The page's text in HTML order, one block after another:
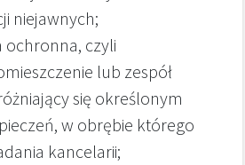
niejawnych;
ochronna, czyli
lub zespół
się określonym
w obrębie którego
kancelarii;